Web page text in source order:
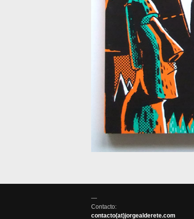
—
Contacto:
contacto(at)jorgealderete.com